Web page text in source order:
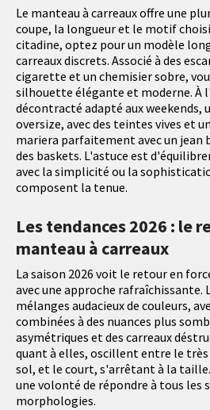
Le manteau à carreaux offre une
coupe, la longueur et le motif
citadine, optez pour un modèle
carreaux discrets. Associé à des
cigarette et un chemisier sobre,
silhouette élégante et moderne. À
décontracté adapté aux weekends,
oversize, avec des teintes vives et
mariera parfaitement avec un
des baskets. L'astuce est
avec la simplicité ou la
composent la tenue.
Les tendances 2026 : le
manteau à carreaux
La saison 2026 voit le retour en
avec une approche rafraîchissante.
mélanges audacieux de couleurs,
combinées à des nuances plus
asymétriques et des carreaux
quant à elles, oscillent entre le
sol, et le court, s'arrêtant à la
une volonté de répondre à tous les
morphologies.